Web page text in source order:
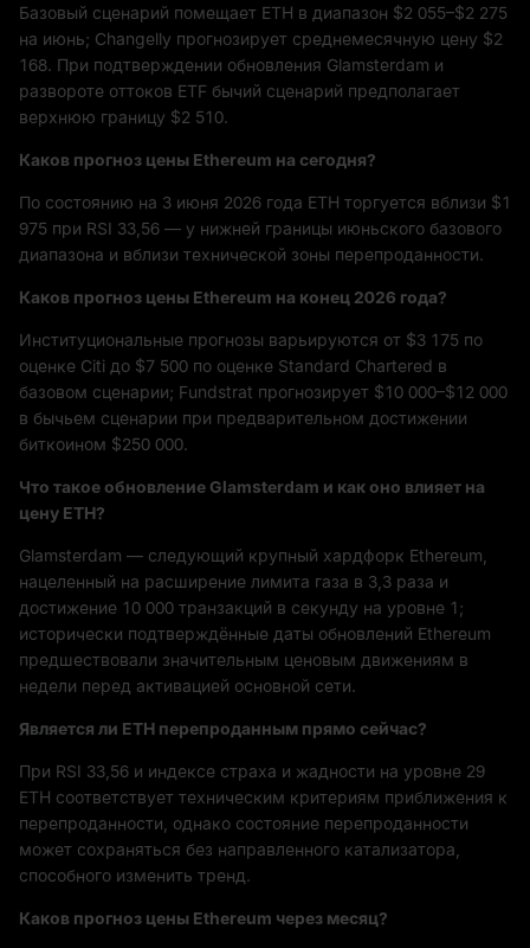
Базовый сценарий помещает ETH в диапазон $2 055–$2 275
на июнь; Changelly прогнозирует среднемесячную цену $2
168. При подтверждении обновления Glamsterdam и
развороте оттоков ETF бычий сценарий предполагает
верхнюю границу $2 510.
Каков прогноз цены Ethereum на сегодня?
По состоянию на 3 июня 2026 года ETH торгуется вблизи $1
975 при RSI 33,56 — у нижней границы июньского базового
диапазона и вблизи технической зоны перепроданности.
Каков прогноз цены Ethereum на конец 2026 года?
Институциональные прогнозы варьируются от $3 175 по
оценке Citi до $7 500 по оценке Standard Chartered в
базовом сценарии; Fundstrat прогнозирует $10 000–$12 000
в бычьем сценарии при предварительном достижении
биткоином $250 000.
Что такое обновление Glamsterdam и как оно влияет на
цену ETH?
Glamsterdam — следующий крупный хардфорк Ethereum,
нацеленный на расширение лимита газа в 3,3 раза и
достижение 10 000 транзакций в секунду на уровне 1;
исторически подтверждённые даты обновлений Ethereum
предшествовали значительным ценовым движениям в
недели перед активацией основной сети.
Является ли ETH перепроданным прямо сейчас?
При RSI 33,56 и индексе страха и жадности на уровне 29
ETH соответствует техническим критериям приближения к
перепроданности, однако состояние перепроданности
может сохраняться без направленного катализатора,
способного изменить тренд.
Каков прогноз цены Ethereum через месяц?